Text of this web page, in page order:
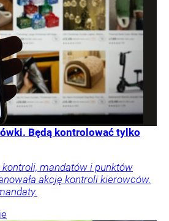
Będą kontrolować tylko
mandatów i punktów
akcję kontroli kierowców.